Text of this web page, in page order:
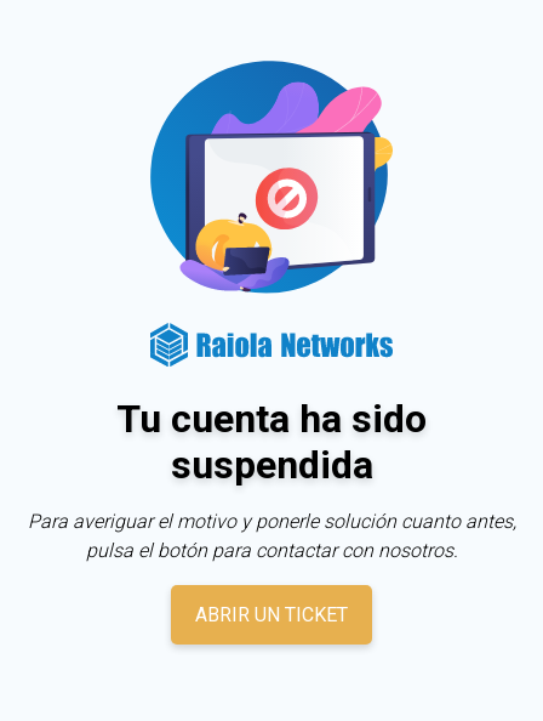
Tu cuenta ha sido
suspendida
Para averiguar el motivo y ponerle solución cuanto antes,
pulsa el botón para contactar con nosotros.
ABRIR UN TICKET